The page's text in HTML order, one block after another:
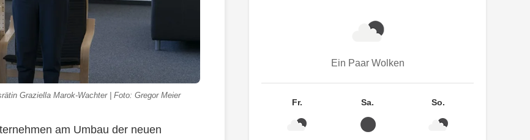
Graziella Marok-Wachter | Foto: Gregor Meier
am Umbau der neuen
Ein Paar Wolken
Fr. Sa. So.